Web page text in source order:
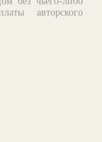
авторского